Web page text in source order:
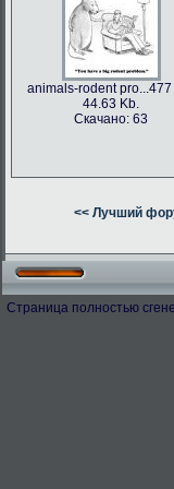
animals-rodent
44.63 Kb.
Скачано: 63
<< Лучший
Страница полностью